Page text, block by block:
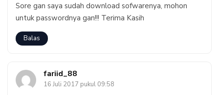
Sore gan saya sudah download sofwarenya, mohon
untuk passwordnya gan!!! Terima Kasih
Balas
fariid_88
16 Juli 2017 pukul 09:58